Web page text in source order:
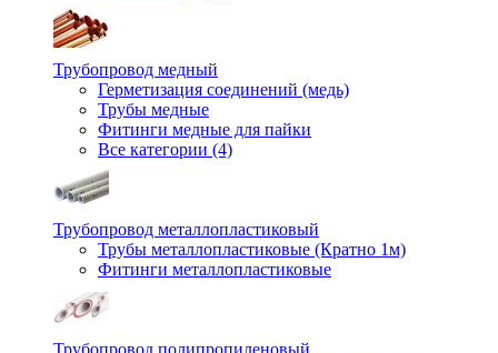
Трубопровод медный
Герметизация соединений (медь)
Трубы медные
Фитинги медные для пайки
Все категории (4)
Трубопровод металлопластиковый
Трубы металлопластиковые (Кратно 1м)
Фитинги металлопластиковые
Трубопровод полипропиленовый